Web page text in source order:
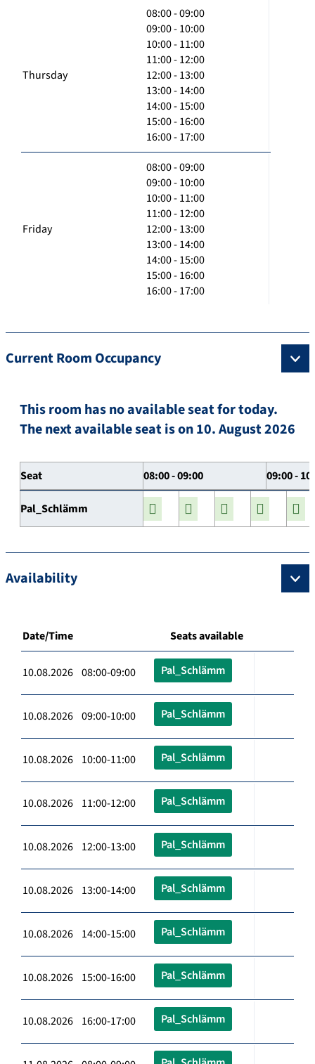
Thursday
08:00 - 09:00
09:00 - 10:00
10:00 - 11:00
11:00 - 12:00
12:00 - 13:00
13:00 - 14:00
14:00 - 15:00
15:00 - 16:00
16:00 - 17:00
Friday
08:00 - 09:00
09:00 - 10:00
10:00 - 11:00
11:00 - 12:00
12:00 - 13:00
13:00 - 14:00
14:00 - 15:00
15:00 - 16:00
16:00 - 17:00
Current Room Occupancy
This room has no available seat for today.
The next available seat is on 10. August 2026
Seat 08:00 - 09:00 09:00 -
Pal_Schlämm
Availability
Date/Time Seats available
10.08.2026 08:00-09:00 Pal_Schlämm
10.08.2026 09:00-10:00 Pal_Schlämm
10.08.2026 10:00-11:00 Pal_Schlämm
10.08.2026 11:00-12:00 Pal_Schlämm
10.08.2026 12:00-13:00 Pal_Schlämm
10.08.2026 13:00-14:00 Pal_Schlämm
10.08.2026 14:00-15:00 Pal_Schlämm
10.08.2026 15:00-16:00 Pal_Schlämm
10.08.2026 16:00-17:00 Pal_Schlämm